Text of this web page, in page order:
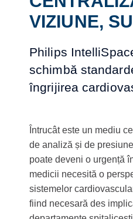
VIZIUNE,
Philips
schimbă
îngrijirea
Întrucât este un mediu
de analiză și de
poate deveni o urgență
medicii necesită o
sistemelor
fiind necesară des